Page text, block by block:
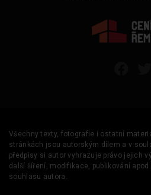
Všechny texty, fotografie i ostatní
stránkách jsou autorským dílem a v
předpisy si autor vyhrazuje právo jejich
další šíření, modifikace, publikování
souhlasu autora.